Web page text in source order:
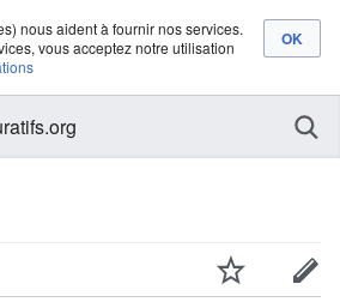
nous aident à fournir nos services.
vous acceptez notre utilisation